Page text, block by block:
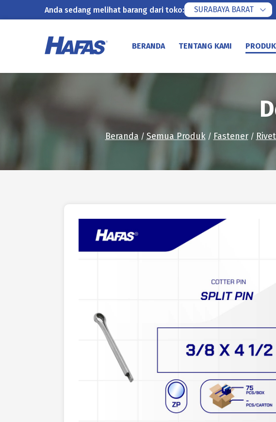
Anda sedang melihat barang dari toko: SURABAYA BARAT
BERANDA TENTANG KAMI PRODUK
Beranda / Semua Produk/ Fastener/